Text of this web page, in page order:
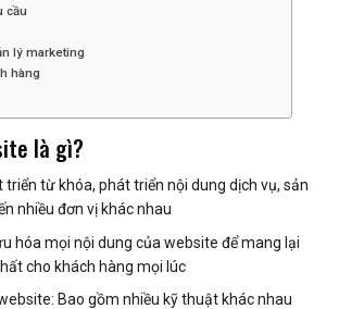
cầu
lý marketing
hàng
là gì?
triển từ khóa, phát triển nội dung dịch vụ, sản
nhiều đơn vị khác nhau
hóa mọi nội dung của website để mang lại
cho khách hàng mọi lúc
Bao gồm nhiều kỹ thuật khác nhau